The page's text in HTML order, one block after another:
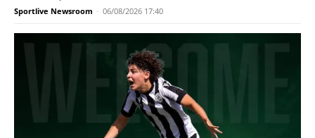
Sportlive Newsroom - 06/08/2026 17:40